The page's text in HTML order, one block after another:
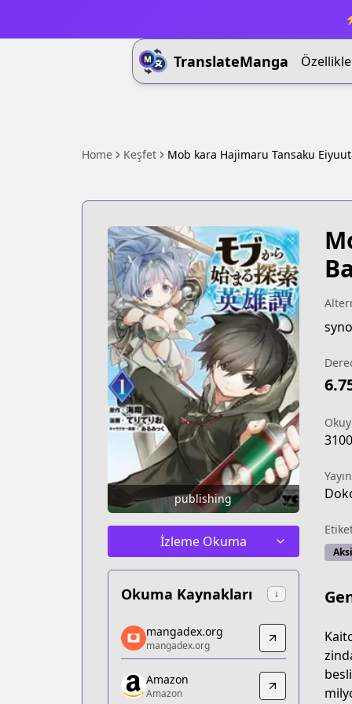
TranslateManga
Home Keşfet Mob kara Hajimaru Tansaku
publishing
İzleme Okuma
Okuma Kaynakları ↓
mangadex.org
mangadex.org
https://mangadex.org/title/95801a6e-
Amazon
mangadex.org
mangadex.org
Amazon
Amazon
3100